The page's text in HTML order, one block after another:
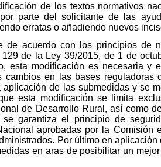
de los textos normativos
parte del solicitante de las
erratas o añadiendo nuevos
acuerdo con los principios de
de la Ley 39/2015, de 1 de
esta modificación es necesaria y
en las bases
de las submedidas y se
esta modificación se limita
de Desarrollo Rural, así como
garantiza el principio de
aprobadas por la
Por último en
en aras de posibilitar un